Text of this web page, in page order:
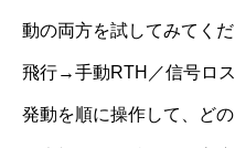
動の両方を試してみてく
飛行→手動RTH／信号ロ
発動を順に操作して、ど